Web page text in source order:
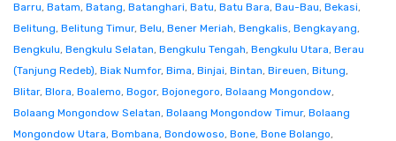
Barru, Batam, Batang, Batanghari, Batu, Batu Bara, Bau-Bau, Bekasi,
Belitung, Belitung Timur, Belu, Bener Meriah, Bengkalis, Bengkayang,
Bengkulu, Bengkulu Selatan, Bengkulu Tengah, Bengkulu Utara, Berau
(Tanjung Redeb), Biak Numfor, Bima, Binjai, Bintan, Bireuen, Bitung,
Blitar, Blora, Boalemo, Bogor, Bojonegoro, Bolaang Mongondow,
Bolaang Mongondow Selatan, Bolaang Mongondow Timur, Bolaang
Mongondow Utara, Bombana, Bondowoso, Bone, Bone Bolango,